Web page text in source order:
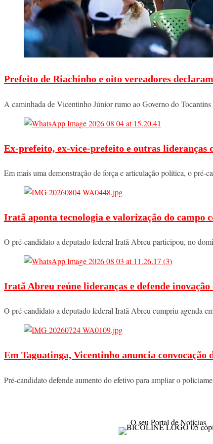
Prefeito de Riachinho e oito vereadores
A caminhada de Vicentinho Júnior rumo ao Governo do
Ex-prefeito, ex-vice-prefeito e outras lideranças
Em mais uma demonstração de força e articulação política, o pré-
Iratã aponta tecnologia e valorização do campo
O pré-candidato a deputado federal Iratã Abreu participou, no
Iratã Abreu reúne lideranças e defende
O pré-candidato a deputado federal Iratã Abreu cumpriu agenda
Em Taguatinga, Vicentinho anuncia
Pré-candidato defende aumento do efetivo para ampliar o
O seu Portal de Notícias